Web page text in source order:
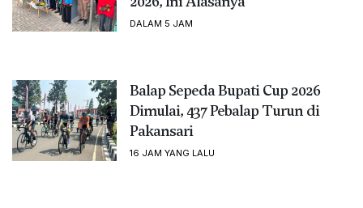
DALAM 5 JAM
Balap Sepeda Bupati Cup 2026
Dimulai, 437 Pebalap Turun di
Pakansari
16 JAM YANG LALU